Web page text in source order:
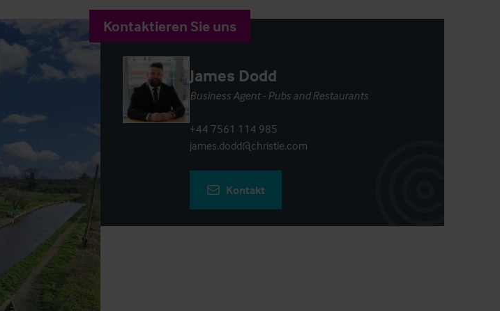
Kontaktieren Sie uns
James Dodd
Business Agent - Pubs and Restaurants
+44 7561 114 985
james.dodd@christie.com
Kontakt